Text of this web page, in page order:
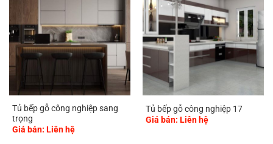
Tủ bếp gỗ công nghiệp sang
trọng
Giá bán: Liên hệ
Tủ bếp gỗ công nghiệp 17
Giá bán: Liên hệ